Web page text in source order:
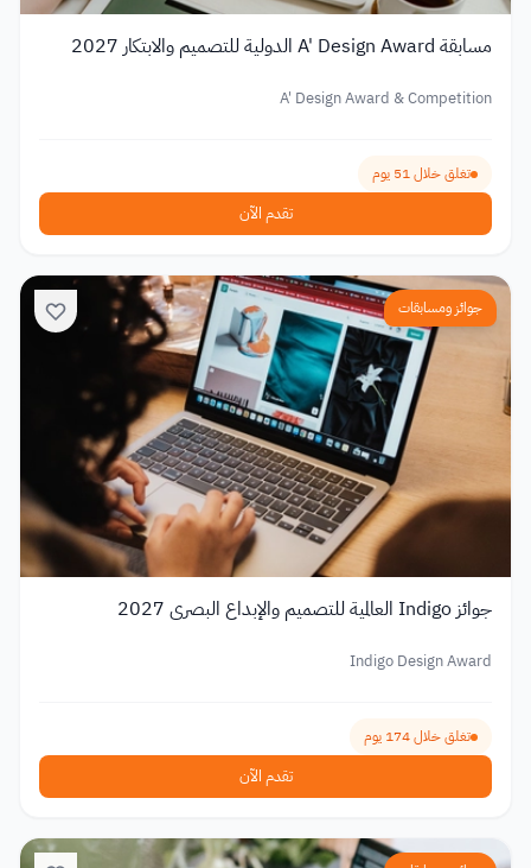
مسابقة A' Design Award الدولية للتصميم والابتكار 2027
A' Design Award & Competition
تغلق خلال 51 يوم
تقدم الآن
جوائز ومسابقات
جوائز Indigo العالمية للتصميم والإبداع البصري 2027
Indigo Design Award
تغلق خلال 174 يوم
تقدم الآن